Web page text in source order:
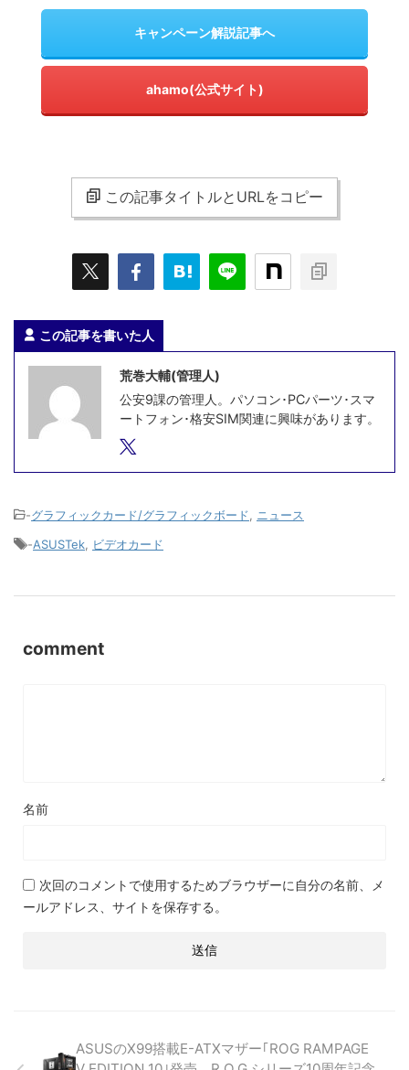
キャンペーン解説記事へ
ahamo(公式サイト)
この記事タイトルとURLをコピー
この記事を書いた人
荒巻大輔(管理人)
公安9課の管理人。パソコン･PCパーツ･スマ
ートフォン･格安SIM関連に興味があります。
-グラフィックカード/グラフィックボード, ニュース
-ASUSTek, ビデオカード
comment
名前
次回のコメントで使用するためブラウザーに自分の名前、メ
ールアドレス、サイトを保存する。
ASUSのX99搭載E-ATXマザー｢ROG RAMPAGE